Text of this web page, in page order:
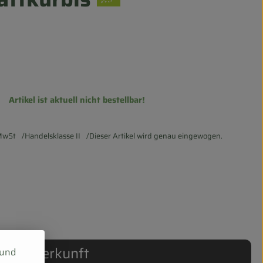
Artikel ist aktuell nicht bestellbar!
Handelsklasse II Dieser Artikel wird genau eingewogen.
Herkunft